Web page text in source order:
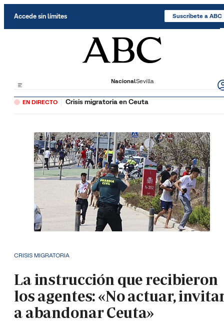
Accede sin límites Suscríbete a ABC
NacionalSevilla
EN DIRECTO Crisis migratoria en Ceuta
CRISIS MIGRATORIA
La instrucción que recibieron
los agentes: «No actuar,
a abandonar Ceuta»